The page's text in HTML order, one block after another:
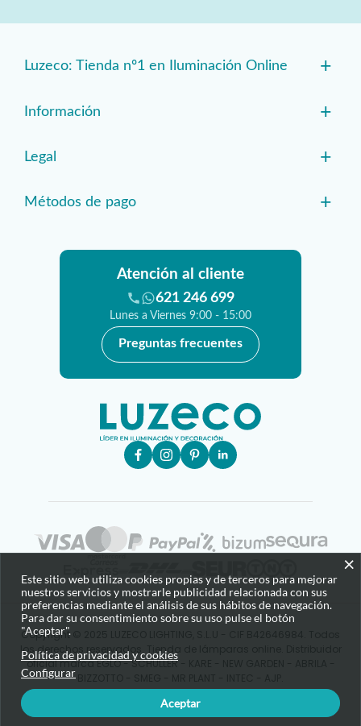
Luzeco: Tienda nº1 en Iluminación Online +
Información +
Legal +
Métodos de pago +
Atención al cliente
621 246 699
Lunes a Viernes 9:00 - 15:00
Preguntas frecuentes
Copyright © 2025 LUZECO LIGHTING, S.L.U - CIF B42646984. Todos
los derechos reservados. Tienda de lámparas online. Distribuidor
oficial marca EGLO - SCHULLER - KARE - NEW GARDEN - ABRILA -
×
Este sitio web utiliza cookies propias y de terceros para mejorar
nuestros servicios y mostrarle publicidad relacionada con sus
preferencias mediante el análisis de sus hábitos de navegación.
Para dar su consentimiento sobre su uso pulse el botón
"Aceptar".
Política de privacidad y cookies
Configurar
Aceptar